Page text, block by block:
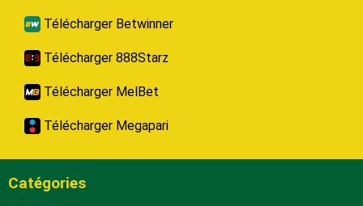
Télécharger Betwinner
Télécharger 888Starz
Télécharger MelBet
Télécharger Megapari
Catégories